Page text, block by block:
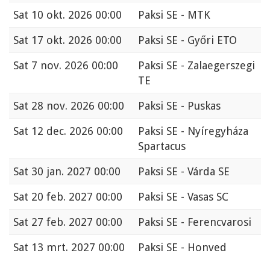
Sat 10 okt. 2026 00:00
Paksi SE - MTK
Sat 17 okt. 2026 00:00
Paksi SE - Győri ETO
Sat 7 nov. 2026 00:00
Paksi SE - Zalaegerszegi
TE
Sat 28 nov. 2026 00:00
Paksi SE - Puskas
Sat 12 dec. 2026 00:00
Paksi SE - Nyíregyháza
Spartacus
Sat 30 jan. 2027 00:00
Paksi SE - Várda SE
Sat 20 feb. 2027 00:00
Paksi SE - Vasas SC
Sat 27 feb. 2027 00:00
Paksi SE - Ferencvarosi
Sat 13 mrt. 2027 00:00
Paksi SE - Honved